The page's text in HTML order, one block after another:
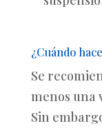
¿Cuándo
Se
menos una
Sin